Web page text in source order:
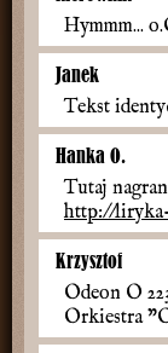
Hymmm...
Janek
Tekst
Hanka O.
Tutaj
http://liryka-
Krzysztof
Odeon O
Orkiestra